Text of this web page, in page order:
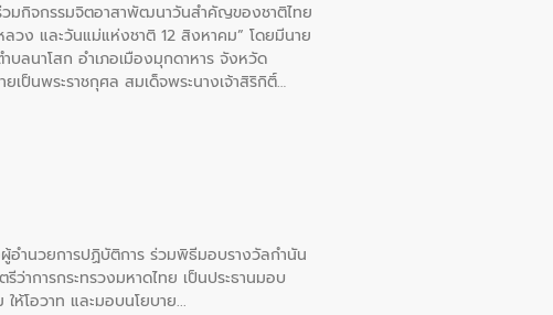
วมกิจกรรมจิตอาสาพัฒนาวันสําคัญของชาติไทย
วง และวันแม่แห่งชาติ 12 สิงหาคม” โดยมีนาย
บลนาโสก อําเภอเมืองมุกดาหาร จังหวัด
เป็นพระราชกุศล สมเด็จพระนางเจ้าสิริกิติ์
ำนวยการปฏิบัติการ ร่วมพิธีมอบรางวัลกำนัน
าการกระทรวงมหาดไทย เป็นประธานมอบ
ห้โอวาท และมอบนโยบาย